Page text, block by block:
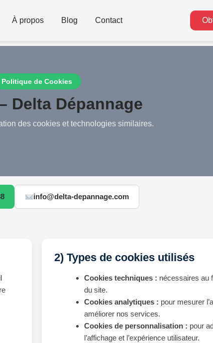
À propos Blog Contact
Politique de Cookies
Delta Dépannage
des cookies et technologies similaires.
info@delta-depannage.com
2) Types de cookies utilisés
Cookies techniques : nécessaires au
du site.
Cookies analytiques : pour mesurer
améliorer nos services.
Cookies de personnalisation : pour
l’affichage et l’expérience utilisateur.